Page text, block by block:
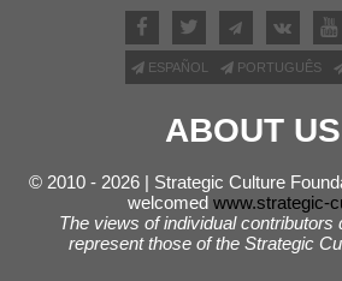
ESPAÑOL PORTUGUÊS
ABOUT US
© 2010 - 2026 | Strategic Culture
welcomed www.strategic-
The views of individual contributors
represent those of the Strategic